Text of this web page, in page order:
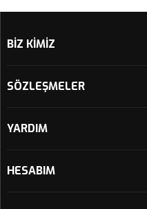
BİZ KİMİZ
SÖZLEŞMELER
YARDIM
HESABIM